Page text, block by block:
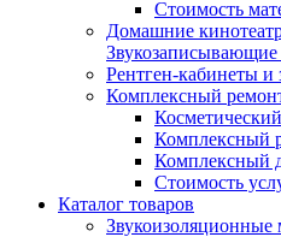
Стоимость
Домашние
Звукозаписывающие
Рентген-кабинеты и
Комплексный
Комплексный
Комплексный
Стоимость
Каталог товаров
Звукоизоляционные